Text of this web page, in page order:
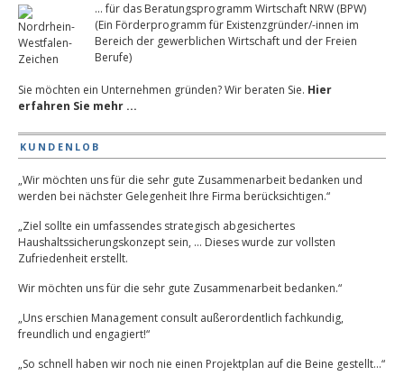
... für das Beratungsprogramm Wirtschaft NRW (BPW)
(Ein Förderprogramm für Existenzgründer/-innen im
Bereich der gewerblichen Wirtschaft und der Freien
Berufe)
Sie möchten ein Unternehmen gründen? Wir beraten Sie. Hier
erfahren Sie mehr ...
KUNDENLOB
„Wir möchten uns für die sehr gute Zusammenarbeit bedanken und
werden bei nächster Gelegenheit Ihre Firma berücksichtigen.“
„Ziel sollte ein umfassendes strategisch abgesichertes
Haushaltssicherungskonzept sein, … Dieses wurde zur vollsten
Zufriedenheit erstellt.
Wir möchten uns für die sehr gute Zusammenarbeit bedanken.“
„Uns erschien Management consult außerordentlich fachkundig,
freundlich und engagiert!“
„So schnell haben wir noch nie einen Projektplan auf die Beine gestellt…“